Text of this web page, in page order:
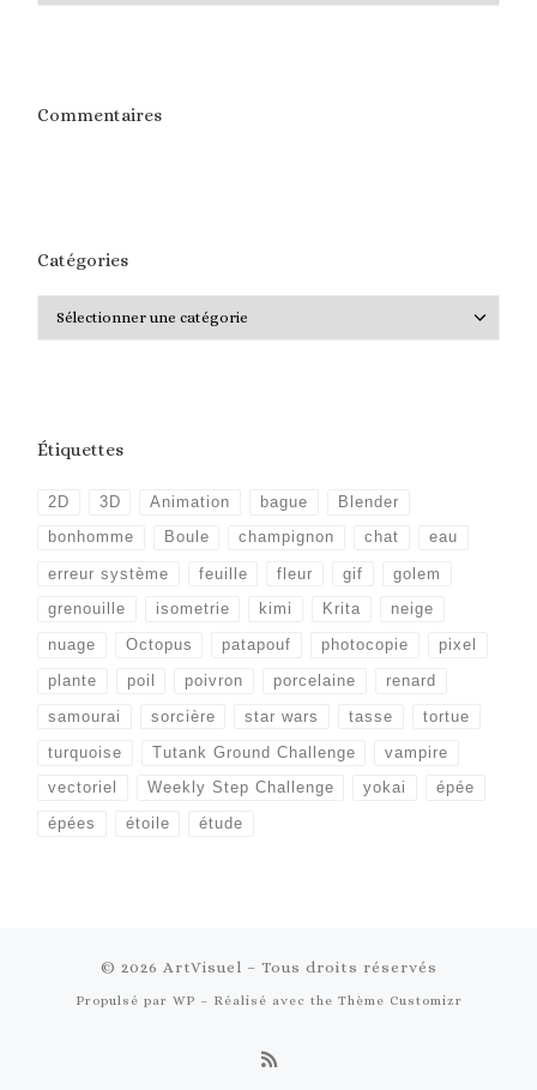
Commentaires
Catégories
Étiquettes
2D 3D Animation bague Blender
bonhomme Boule champignon chat eau
erreur système feuille fleur gif golem
grenouille isometrie kimi Krita neige
nuage Octopus patapouf photocopie pixel
plante poil poivron porcelaine renard
samourai sorcière star wars tasse tortue
turquoise Tutank Ground Challenge vampire
vectoriel Weekly Step Challenge yokai épée
épées étoile étude
© 2026 ArtVisuel – Tous droits réservés
Propulsé par WP – Réalisé avec the Thème Customizr